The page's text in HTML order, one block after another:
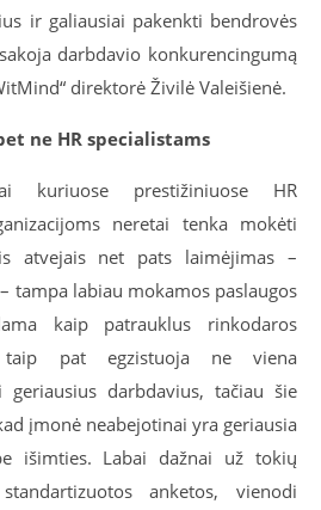
ir galiausiai pakenkti bendrovės
darbdavio konkurencingumą
direktorė Živilė Valeišienė.
ne HR specialistams
kuriuose prestižiniuose HR
neretai tenka mokėti
atvejais net pats laimėjimas –
tampa labiau mokamos paslaugos
kaip patrauklus rinkodaros
taip pat egzistuoja ne viena
geriausius darbdavius, tačiau šie
įmonė neabejotinai yra geriausia
išimties. Labai dažnai už tokių
anketos, vienodi